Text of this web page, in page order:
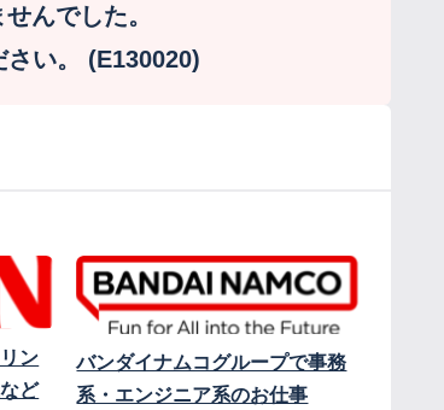
んでした。
い。 (E130020)
ン
ど
バンダイナムコグループで事務
系・エンジニア系のお仕事